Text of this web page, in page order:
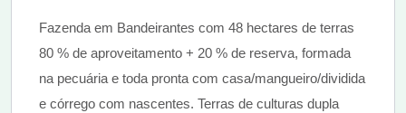
Fazenda em Bandeirantes com 48 hectares de terras
80 % de aproveitamento + 20 % de reserva, formada
na pecuária e toda pronta com casa/mangueiro/dividida
e córrego com nascentes. Terras de culturas dupla